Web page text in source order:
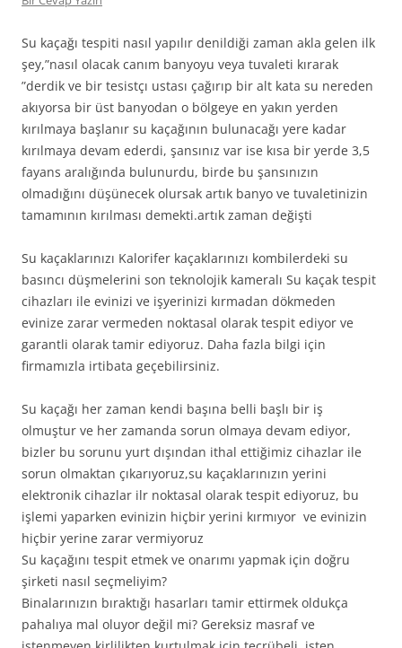
Su kaçağı tespiti nasıl yapılır denildiği zaman akla gelen ilk
şey,”nasıl olacak canım banyoyu veya tuvaleti kırarak
”derdik ve bir tesistçı ustası çağırıp bir alt kata su nereden
akıyorsa bir üst banyodan o bölgeye en yakın yerden
kırılmaya başlanır su kaçağının bulunacağı yere kadar
kırılmaya devam ederdi, şansınız var ise kısa bir yerde 3,5
fayans aralığında bulunurdu, birde bu şansınızın
olmadığını düşünecek olursak artık banyo ve tuvaletinizin
tamamının kırılması demekti.artık zaman değişti
Su kaçaklarınızı Kalorifer kaçaklarınızı kombilerdeki su
basıncı düşmelerini son teknolojik kameralı Su kaçak tespit
cihazları ile evinizi ve işyerinizi kırmadan dökmeden
evinize zarar vermeden noktasal olarak tespit ediyor ve
garantli olarak tamir ediyoruz. Daha fazla bilgi için
firmamızla irtibata geçebilirsiniz.
Su kaçağı her zaman kendi başına belli başlı bir iş
olmuştur ve her zamanda sorun olmaya devam ediyor,
bizler bu sorunu yurt dışından ithal ettiğimiz cihazlar ile
sorun olmaktan çıkarıyoruz,su kaçaklarınızın yerini
elektronik cihazlar ilr noktasal olarak tespit ediyoruz, bu
işlemi yaparken evinizin hiçbir yerini kırmıyor ve evinizin
hiçbir yerine zarar vermiyoruz
Su kaçağını tespit etmek ve onarımı yapmak için doğru
şirketi nasıl seçmeliyim?
Binalarınızın bıraktığı hasarları tamir ettirmek oldukça
pahalıya mal oluyor değil mi? Gereksiz masraf ve